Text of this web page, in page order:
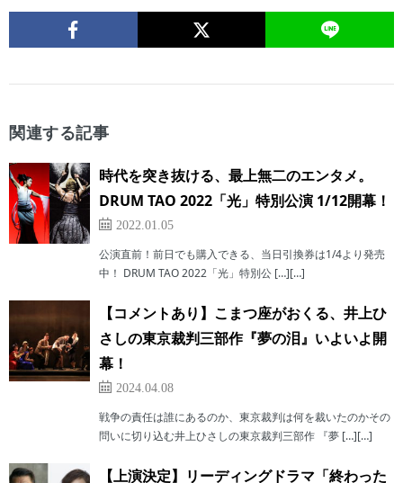
関連する記事
時代を突き抜ける、最上無二のエンタメ。
DRUM TAO 2022「光」特別公演 1/12開幕！
2022.01.05
公演直前！前日でも購入できる、当日引換券は1/4より発売
中！ DRUM TAO 2022「光」特別公 […][…]
【コメントあり】こまつ座がおくる、井上ひ
さしの東京裁判三部作『夢の泪』いよいよ開
幕！
2024.04.08
戦争の責任は誰にあるのか、東京裁判は何を裁いたのかその
問いに切り込む井上ひさしの東京裁判三部作 『夢 […][…]
【上演決定】リーディングドラマ「終わった